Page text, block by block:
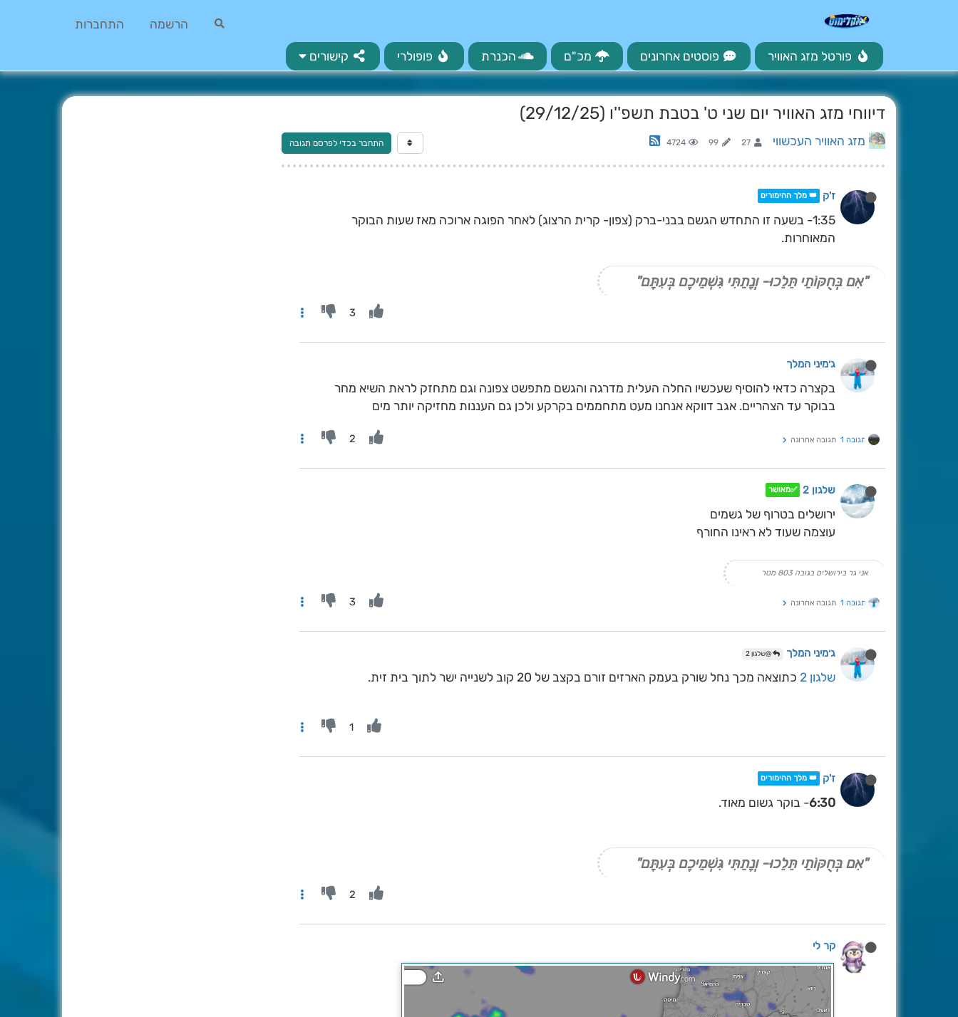
הרשמה התחברות
פורטל מזג האוויר פוסטים אחרונים מכ"ם הכנרת פופולרי קישורים
דיווחי מזג האוויר יום שני ט' בטבת תשפ''ו (29/12/25)
מזג האוויר העכשווי 27
99
4724 התחבר בכדי לפרסם תגובה
ז'ק 👑 מלך ההימורים
1:35- בשעה זו התחדש הגשם בבני-ברק (צפון- קרית הרצוג) לאחר הפוגה ארוכה מאז שעות הבוקר
המאוחרות.
"אִם בְּחֻקּוֹתַי תֵּלֵכוּ- וְנָתַתִּי גִּשְׁמֵיכֶם בְּעִתָּם"
3
ג׳מיני המלך
בקצרה כדאי להוסיף שעכשיו החלה העלית מדרגה והגשם מתפשט צפונה וגם מתחזק לראת השיא מחר
בבוקר עד הצהריים. אגב דווקא אנחנו מעט מתחממים בקרקע ולכן גם העננות מחזיקה יותר מים
תגובה 1 תגובה אחרונה 2
שלגון 2 ✅מאושר
ירושלים בטרוף של גשמים
עוצמה שעוד לא ראינו החורף
אני גר בירושלים בגובה 803 מטר
תגובה 1 תגובה אחרונה 3
ג׳מיני המלך @שלגון 2
שלגון 2 כתוצאה מכך נחל שורק בעמק הארזים זורם בקצב של 20 קוב לשנייה ישר לתוך בית זית.
1
ז'ק 👑 מלך ההימורים
6:30- בוקר גשום מאוד.
"אִם בְּחֻקּוֹתַי תֵּלֵכוּ- וְנָתַתִּי גִּשְׁמֵיכֶם בְּעִתָּם"
2
קר לי